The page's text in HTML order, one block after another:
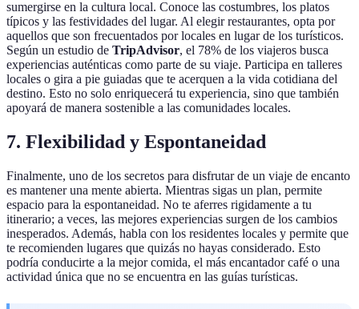
sumergirse en la cultura local. Conoce las costumbres, los platos
típicos y las festividades del lugar. Al elegir restaurantes, opta por
aquellos que son frecuentados por locales en lugar de los turísticos.
Según un estudio de TripAdvisor, el 78% de los viajeros busca
experiencias auténticas como parte de su viaje. Participa en talleres
locales o gira a pie guiadas que te acerquen a la vida cotidiana del
destino. Esto no solo enriquecerá tu experiencia, sino que también
apoyará de manera sostenible a las comunidades locales.
7. Flexibilidad y Espontaneidad
Finalmente, uno de los secretos para disfrutar de un viaje de encanto
es mantener una mente abierta. Mientras sigas un plan, permite
espacio para la espontaneidad. No te aferres rigidamente a tu
itinerario; a veces, las mejores experiencias surgen de los cambios
inesperados. Además, habla con los residentes locales y permite que
te recomienden lugares que quizás no hayas considerado. Esto
podría conducirte a la mejor comida, el más encantador café o una
actividad única que no se encuentra en las guías turísticas.